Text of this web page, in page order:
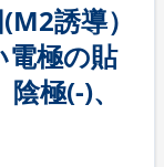
誘導）
電極の貼
極(-)、